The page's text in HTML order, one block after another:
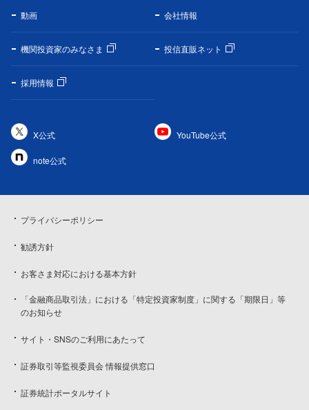
動画 会社情報
機関投資家のみなさま 投信直販ネット
採用情報
X公式 YouTube公式
note公式
プライバシーポリシー
勧誘方針
お客さま対応における基本方針
「金融商品取引法」における「特定投資家制度」に関する「期限日」等
のお知らせ
サイト・SNSのご利用にあたって
証券取引等監視委員会 情報提供窓口
証券統計ポータルサイト